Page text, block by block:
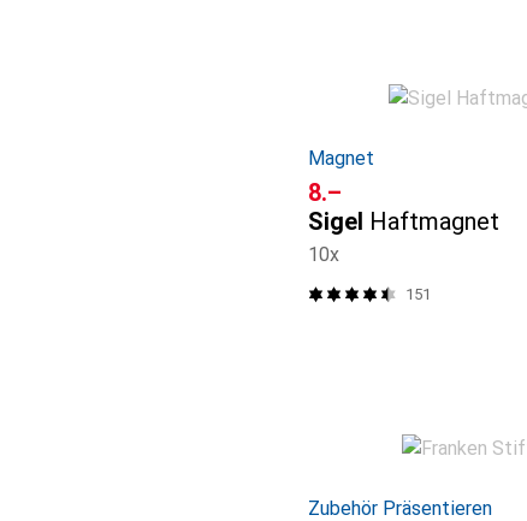
Magnet
CHF
8.–
Sigel Haftmagnet
10x
151
Zubehör Präsentieren